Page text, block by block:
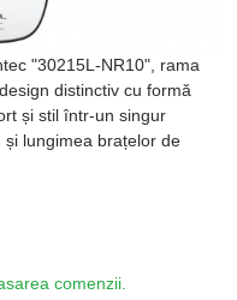
"30215L-NR10", rama
distinctiv cu formă
și stil într-un singur
lungimea brațelor de
comenzii.